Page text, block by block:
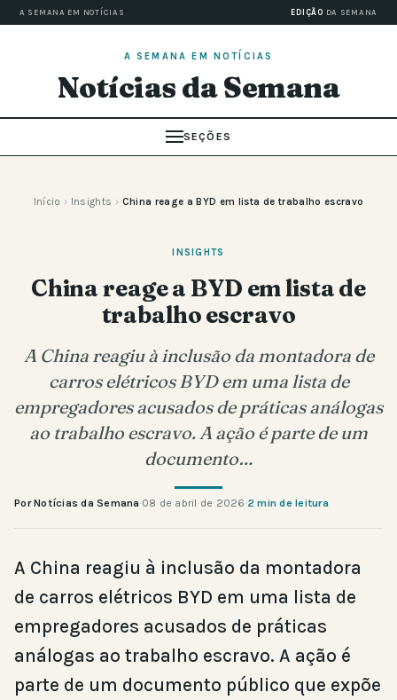
A SEMANA EM NOTÍCIAS EDIÇÃO DA SEMANA
A SEMANA EM NOTÍCIAS
Notícias da Semana
SEÇÕES
Início › Insights › China reage a BYD em lista de trabalho escravo
INSIGHTS
China reage a BYD em lista de
trabalho escravo
A China reagiu à inclusão da montadora de
carros elétricos BYD em uma lista de
empregadores acusados de práticas análogas
ao trabalho escravo. A ação é parte de um
documento…
Por Notícias da Semana·08 de abril de 2026·2 min de leitura
A China reagiu à inclusão da montadora
de carros elétricos BYD em uma lista de
empregadores acusados de práticas
análogas ao trabalho escravo. A ação é
parte de um documento público que expõe